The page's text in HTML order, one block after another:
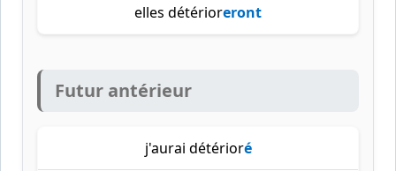
elles détérioreront
Futur antérieur
j'aurai détérioré